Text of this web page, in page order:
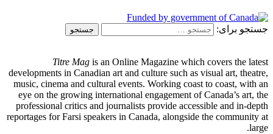
جستجو برای:
Titre Mag is an Online Magazine which covers the latest
developments in Canadian art and culture such as visual art, theatre,
music, cinema and cultural events. Working coast to coast, with an
eye on the growing international engagement of Canada’s art, the
professional critics and journalists provide accessible and in-depth
reportages for Farsi speakers in Canada, alongside the community at
large.